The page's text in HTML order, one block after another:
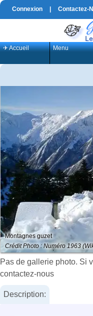
Connexion Contactez-
✈ Accueil Menu
Montagnes guzet
Crédit Photo : Numéro 1963
Pas de gallerie photo. Si
contactez-nous
Description: